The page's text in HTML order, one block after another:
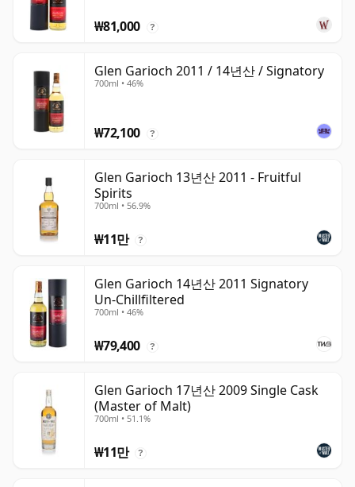
₩81,000 ?
Glen Garioch 2011 / 14년산 / Signatory
700ml • 46%
₩72,100 ?
Glen Garioch 13년산 2011 - Fruitful
Spirits
700ml • 56.9%
₩11만 ?
Glen Garioch 14년산 2011 Signatory
Un-Chillfiltered
700ml • 46%
₩79,400 ?
Glen Garioch 17년산 2009 Single Cask
(Master of Malt)
700ml • 51.1%
₩11만 ?